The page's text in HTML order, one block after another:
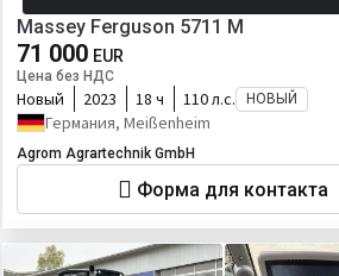
Massey Ferguson 5711 M
71 000 EUR
Цена без НДС
Новый 2023 18 ч 110 л.с. НОВЫЙ
Германия, Meißenheim
Agrom Agrartechnik GmbH
Форма для контакта